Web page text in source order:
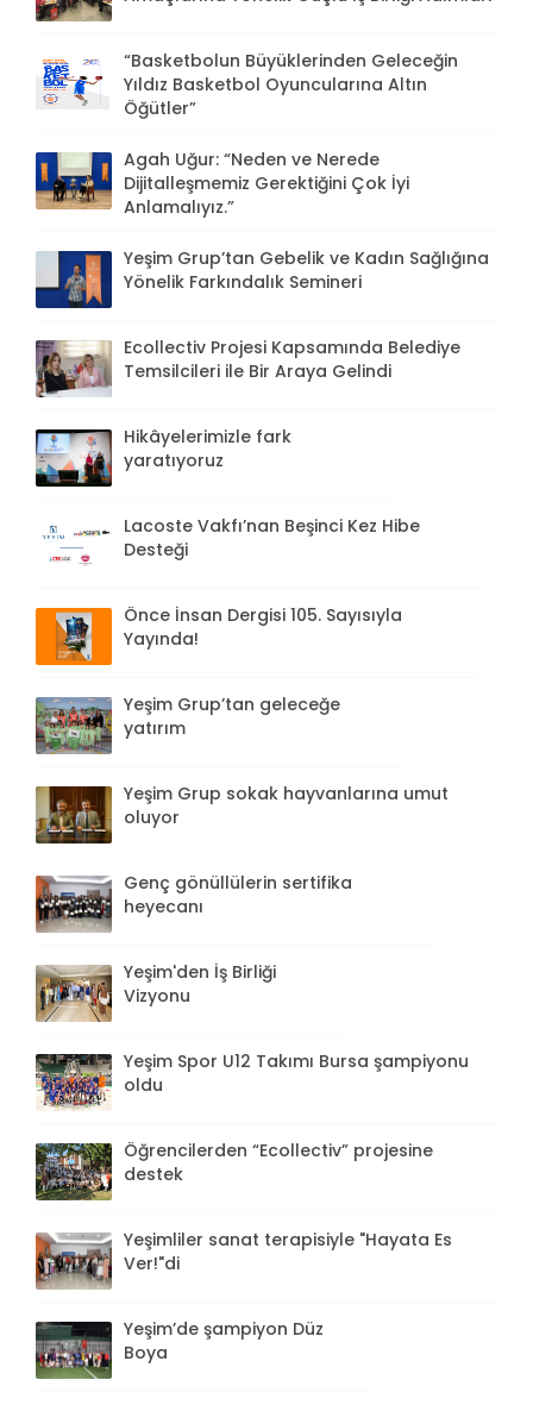
“Basketbolun Büyüklerinden Geleceğin
Yıldız Basketbol Oyuncularına Altın
Öğütler”
Agah Uğur: “Neden ve Nerede
Dijitalleşmemiz Gerektiğini Çok İyi
Anlamalıyız.”
Yeşim Grup’tan Gebelik ve Kadın Sağlığına
Yönelik Farkındalık Semineri
Ecollectiv Projesi Kapsamında Belediye
Temsilcileri ile Bir Araya Gelindi
Hikâyelerimizle fark
yaratıyoruz
Lacoste Vakfı’nan Beşinci Kez Hibe
Desteği
Önce İnsan Dergisi 105. Sayısıyla
Yayında!
Yeşim Grup’tan geleceğe
yatırım
Yeşim Grup sokak hayvanlarına umut
oluyor
Genç gönüllülerin sertifika
heyecanı
Yeşim'den İş Birliği
Vizyonu
Yeşim Spor U12 Takımı Bursa şampiyonu
oldu
Öğrencilerden “Ecollectiv” projesine
destek
Yeşimliler sanat terapisiyle "Hayata Es
Ver!"di
Yeşim’de şampiyon Düz
Boya